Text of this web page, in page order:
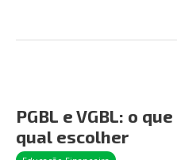
PGBL e VGBL: o
qual escolher
VGBL:
o
que